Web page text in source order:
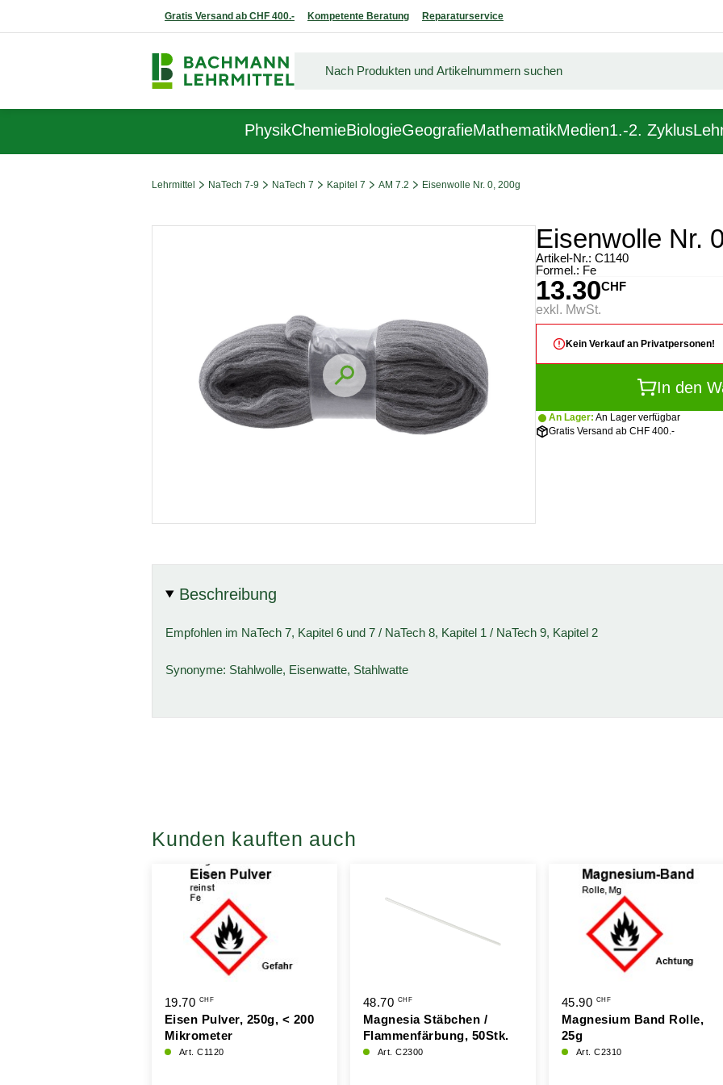
Gratis Versand ab CHF 400.- Kompetente Beratung Reparaturservice
PhysikChemieBiologieGeografieMathematikMedien1.-2. Zyklus
Lehrmittel NaTech 7-9 NaTech 7 Kapitel 7 AM 7.2 Eisenwolle Nr. 0, 200g
Eisenwolle Nr.
Artikel-Nr.: C1140
Formel.: Fe
13.30CHF
exkl. MwSt.
In den
Kein Verkauf an Privatpersonen!
An Lager: An Lager verfügbar
Gratis Versand ab CHF 400.-
Beschreibung
Empfohlen im NaTech 7, Kapitel 6 und 7 / NaTech 8, Kapitel 1 / NaTech 9, Kapitel 2
Synonyme: Stahlwolle, Eisenwatte, Stahlwatte
Kunden kauften auch
19.70 CHF
Eisen Pulver, 250g, < 200
Mikrometer
Art. C1120
48.70 CHF
Magnesia Stäbchen /
Flammenfärbung, 50Stk.
Art. C2300
45.90 CHF
Magnesium Band Rolle,
25g
Art. C2310